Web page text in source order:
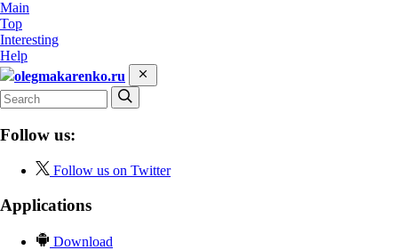
Main
Top
Interesting
Help
olegmakarenko.ru
Follow us:
Follow us on Twitter
Applications
Download